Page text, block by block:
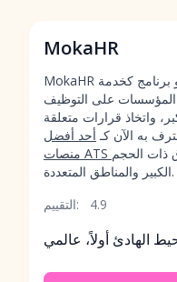
MokaHR
MokaHR هو برنامج كخدمة (SaaS) للموارد البشرية أصيل
المؤسسات على التوظيف
واتخاذ قرارات متعلقة
به الآن كـ أحد أفضل
ذات الحجم
الكبير والمناطق المتعددة.
التقييم:
4.9
الهادئ أولاً، عالمي